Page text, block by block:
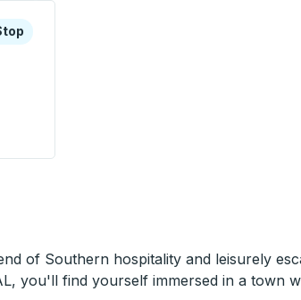
explorar más sobre esta estación de
of Southern hospitality and leisurely
you'll find yourself immersed in a town